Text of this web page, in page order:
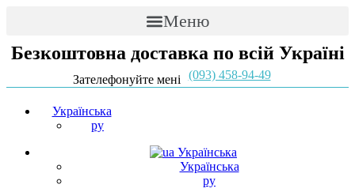
Меню
Безкоштовна доставка по всій Україні
Зателефонуйте мені (093) 458-94-49
Українська
ру
Українська
Українська
ру